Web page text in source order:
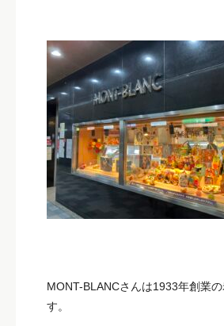
MONT-BLANCさんは1933年創業
す。